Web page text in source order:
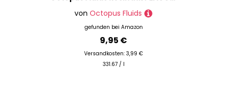
von Octopus Fluids
gefunden bei Amazon
9,95 €
Versandkosten: 3,99 €
331.67 / l